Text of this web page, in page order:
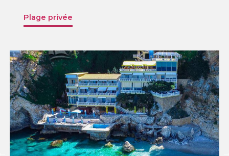
Plage privée